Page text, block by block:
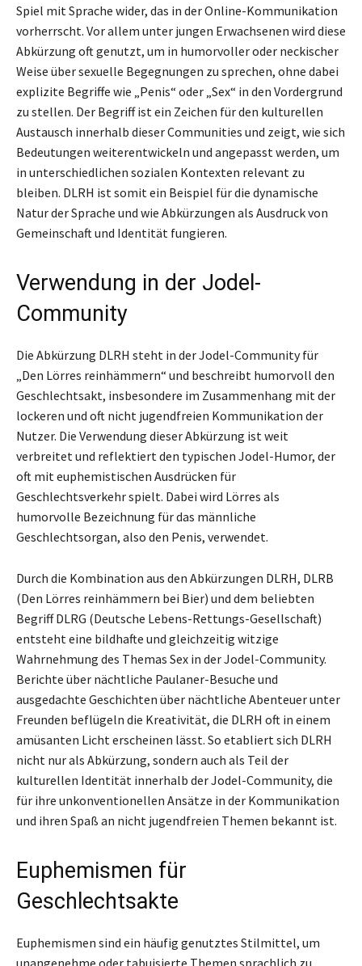
Spiel mit Sprache wider, das in der Online-Kommunikation
vorherrscht. Vor allem unter jungen Erwachsenen wird diese
Abkürzung oft genutzt, um in humorvoller oder neckischer
Weise über sexuelle Begegnungen zu sprechen, ohne dabei
explizite Begriffe wie „Penis“ oder „Sex“ in den Vordergrund
zu stellen. Der Begriff ist ein Zeichen für den kulturellen
Austausch innerhalb dieser Communities und zeigt, wie sich
Bedeutungen weiterentwickeln und angepasst werden, um
in unterschiedlichen sozialen Kontexten relevant zu
bleiben. DLRH ist somit ein Beispiel für die dynamische
Natur der Sprache und wie Abkürzungen als Ausdruck von
Gemeinschaft und Identität fungieren.
Verwendung in der Jodel-
Community
Die Abkürzung DLRH steht in der Jodel-Community für
„Den Lörres reinhämmern“ und beschreibt humorvoll den
Geschlechtsakt, insbesondere im Zusammenhang mit der
lockeren und oft nicht jugendfreien Kommunikation der
Nutzer. Die Verwendung dieser Abkürzung ist weit
verbreitet und reflektiert den typischen Jodel-Humor, der
oft mit euphemistischen Ausdrücken für
Geschlechtsverkehr spielt. Dabei wird Lörres als
humorvolle Bezeichnung für das männliche
Geschlechtsorgan, also den Penis, verwendet.
Durch die Kombination aus den Abkürzungen DLRH, DLRB
(Den Lörres reinhämmern bei Bier) und dem beliebten
Begriff DLRG (Deutsche Lebens-Rettungs-Gesellschaft)
entsteht eine bildhafte und gleichzeitig witzige
Wahrnehmung des Themas Sex in der Jodel-Community.
Berichte über nächtliche Paulaner-Besuche und
ausgedachte Geschichten über nächtliche Abenteuer unter
Freunden beflügeln die Kreativität, die DLRH oft in einem
amüsanten Licht erscheinen lässt. So etabliert sich DLRH
nicht nur als Abkürzung, sondern auch als Teil der
kulturellen Identität innerhalb der Jodel-Community, die
für ihre unkonventionellen Ansätze in der Kommunikation
und ihren Spaß an nicht jugendfreien Themen bekannt ist.
Euphemismen für
Geschlechtsakte
Euphemismen sind ein häufig genutztes Stilmittel, um